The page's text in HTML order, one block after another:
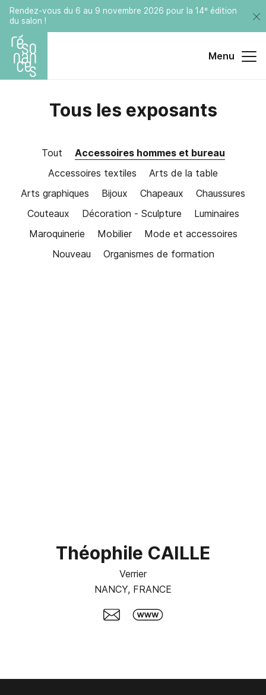
Rendez-vous du 6 au 9 novembre 2026 pour la 14ᵉ édition
du salon !
Menu
Tous les exposants
Tout
Accessoires hommes et bureau
Accessoires textiles
Arts de la table
Arts graphiques
Bijoux Chapeaux
Chaussures
Couteaux
Décoration - Sculpture
Luminaires
Maroquinerie
Mobilier
Mode et accessoires
Nouveau
Organismes de formation
Théophile CAILLE
Verrier
NANCY, FRANCE